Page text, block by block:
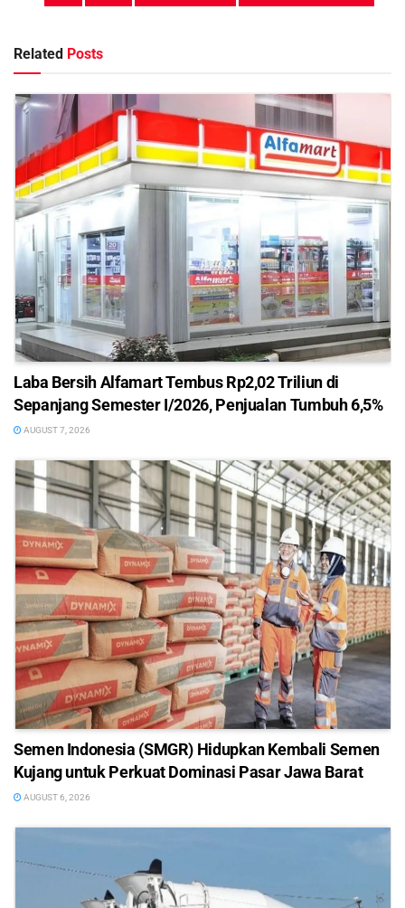
Related Posts
Laba Bersih Alfamart Tembus Rp2,02 Triliun di
Sepanjang Semester I/2026, Penjualan Tumbuh 6,5%
AUGUST 7, 2026
Semen Indonesia (SMGR) Hidupkan Kembali Semen
Kujang untuk Perkuat Dominasi Pasar Jawa Barat
AUGUST 6, 2026